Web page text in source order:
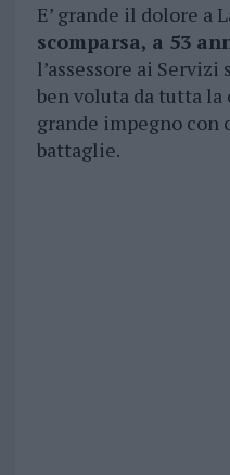
E’ grande il dolore a
scomparsa, a 53
l’assessore ai
ben voluta da tutta
grande impegno con
battaglie.